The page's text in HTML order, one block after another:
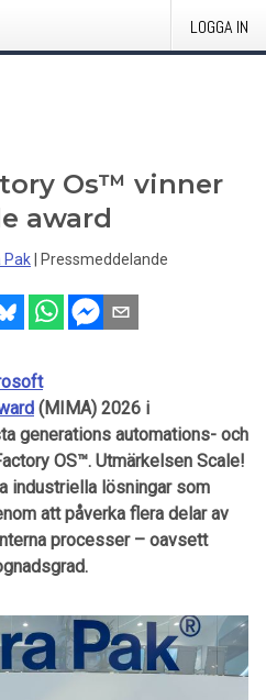
LOGGA IN
Os™ vinner
award
Pak Pressmeddelande
(MIMA) 2026 i
generations automations- och
OS™. Utmärkelsen Scale!
industriella lösningar som
att påverka flera delar av
processer – oavsett